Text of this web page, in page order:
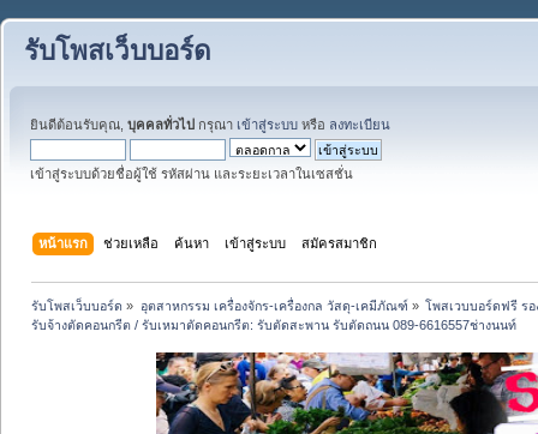
รับโพสเว็บบอร์ด
ยินดีต้อนรับคุณ, บุคคลทั่วไป กรุณา เข้าสู่ระบบ หรือ ลงทะเบียน
เข้าสู่ระบบด้วยชื่อผู้ใช้ รหัสผ่าน และระยะเวลาในเซสชั่น
หน้าแรก ช่วยเหลือ ค้นหา เข้าสู่ระบบ สมัครสมาชิก
รับโพสเว็บบอร์ด » อุตสาหกรรม เครื่องจักร-เครื่องกล วัสดุ-เคมีภัณฑ์ » โพสเวบบอร์ดฟรี รอ
รับจ้างตัดคอนกรีต / รับเหมาตัดคอนกรีต: รับตัดสะพาน รับตัดถนน 089-6616557ช่างนนท์